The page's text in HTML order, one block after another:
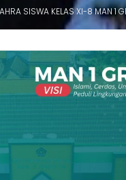
SISWA KELAS XI-8 MAN 1